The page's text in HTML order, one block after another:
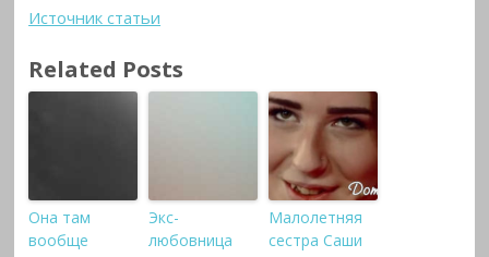
Источник статьи
Related Posts
Она там
вообще
Экс-
любовница
Малолетняя
сестра Саши